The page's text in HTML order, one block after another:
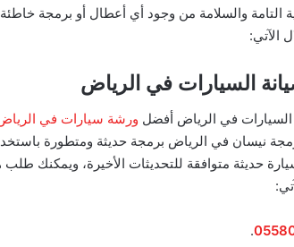
التامة والسلامة من وجود أي أعطال أو برمجة
الآتي:
السيارات في الرياض
في الرياض أفضل ورشة سيارات في
نيسان في الرياض برمجة حديثة ومتطورة
حديثة متوافقة للتحديثات الأخيرة، ويمكنك
.